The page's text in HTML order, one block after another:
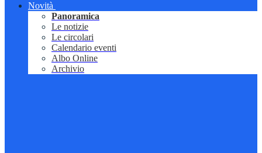
Novità
Panoramica
Le notizie
Le circolari
Calendario eventi
Albo Online
Archivio